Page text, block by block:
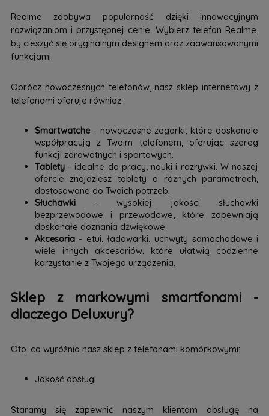
Realme zdobywa popularność dzięki innowacyjnym
rozwiązaniom i przystępnej cenie. Wybierz telefon Realme,
by cieszyć się oryginalnym designem oraz zaawansowanymi
funkcjami.
Oprócz nowoczesnych telefonów, nasz sklep internetowy z
telefonami oferuje również:
Smartwatche- nowoczesne zegarki, które doskonale
współpracują z Twoim telefonem, oferując szereg
funkcji zdrowotnych i sportowych.
Tablety- idealne do pracy, nauki i rozrywki. W naszej
ofercie znajdziesz tablety o różnych parametrach,
dostosowane do Twoich potrzeb.
Słuchawki- wysokiej jakości słuchawki
bezprzewodowe i przewodowe, które zapewniają
doskonałe doznania dźwiękowe.
Akcesoria- etui, ładowarki, uchwyty samochodowe i
wiele innych akcesoriów, które ułatwią codzienne
korzystanie z Twojego urządzenia.
Sklep z markowymi smartfonami -
dlaczego Deluxury?
Oto, co wyróżnia nasz sklep z telefonami komórkowymi:
Jakość obsługi
Staramy się zapewnić naszym klientom obsługę na